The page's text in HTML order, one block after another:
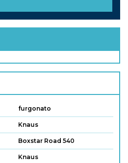
furgonato
Knaus
Boxstar Road 540
Knaus